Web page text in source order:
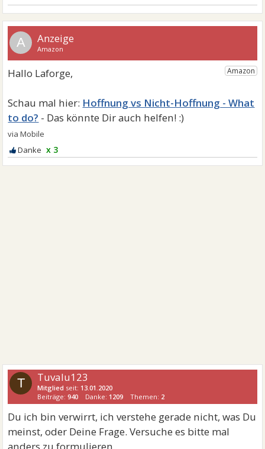
A
Hoffnung vs Nicht-Hoffnung - What
to do?
x 3
T Tuvalu123
Mitglied seit: 13.01.2020
Beiträge:940 Danke: 1209 Themen: 2
Du ich bin verwirrt, ich verstehe gerade nicht, was Du
meinst, oder Deine Frage. Versuche es bitte mal
anders zu formulieren.